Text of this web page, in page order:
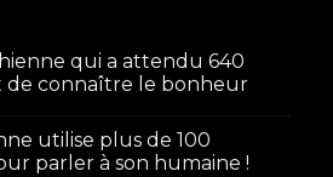
qui a attendu 640
de connaître le bonheur
utilise plus de 100
parler à son humaine !